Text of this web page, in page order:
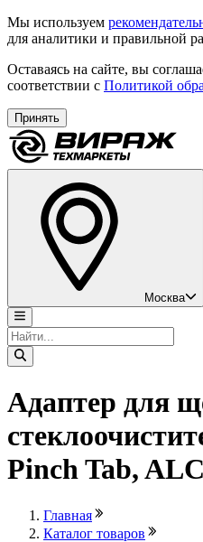
Мы используем
для аналитики и правильной
Оставаясь на сайте, вы
соответствии с Политикой
Принять
Москва
Адаптер для
Pinch Tab,
Главная
Каталог товаров